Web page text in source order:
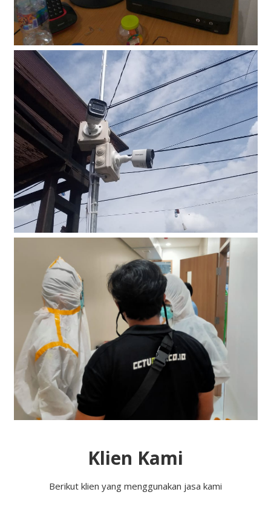
Klien Kami
Berikut klien yang menggunakan jasa kami